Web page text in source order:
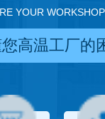
YOUR
高温工厂的